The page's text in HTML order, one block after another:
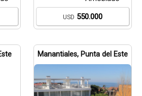
USD 550.000
Manantiales, Punta del Este